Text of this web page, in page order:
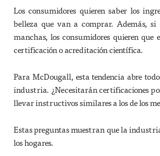
Los consumidores quieren saber los
belleza que van a comprar. Además,
manchas, los consumidores quieren
certificación o acreditación científica.
Para McDougall, esta tendencia abre
industria. ¿Necesitarán certificaciones
llevar instructivos similares a los de los
Estas preguntas muestran que la
los hogares.